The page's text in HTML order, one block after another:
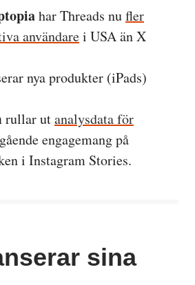
har Threads nufler
användarei USA än X
nya produkter (iPads)
rullar utanalysdata för
engagemang på
i Instagram Stories.
sina